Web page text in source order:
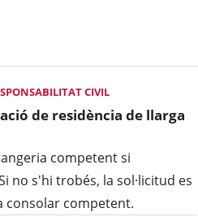
CIVIL
de residència de llarga
competent si
no s'hi trobés, la sol·licitud es
consolar competent.